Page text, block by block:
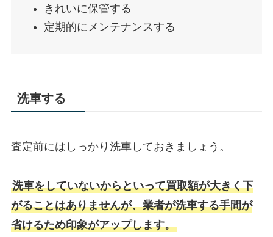
きれいに保管する
定期的にメンテナンスする
洗車する
査定前にはしっかり洗車しておきましょう。
洗車をしていないからといって買取額が大きく下
がることはありませんが、業者が洗車する手間が
省けるため印象がアップします。